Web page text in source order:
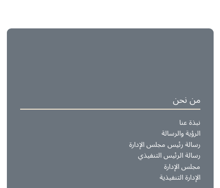
العرض حالياً للحجز عبر القنوات الرسمية والمنصات الترويجية
بالفندق.